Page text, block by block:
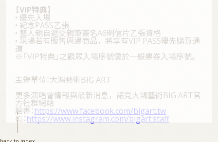
【VIP特典】
• 優先入場
• 紀念PASS乙張
• 藝人親自遞交親筆簽名A6明信片乙張資格
• 現場若有販售周邊商品，將享有VIP PASS優先購買通
道
※「VIP特典」之觀眾入場序號優於一般票券入場序號。
主辦單位：大鴻藝術BIG ART
更多演唱會情報與最新消息，請見大鴻藝術BIG ART官
方社群網站
臉書：https://www.facebook.com/bigart.tw
IG：https://www.instagram.com/bigart.staff